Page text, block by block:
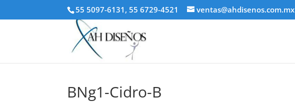
55 5097-6131, 55 6729-4521 ventas@ahdisenos.com.mx
BNg1-Cidro-B